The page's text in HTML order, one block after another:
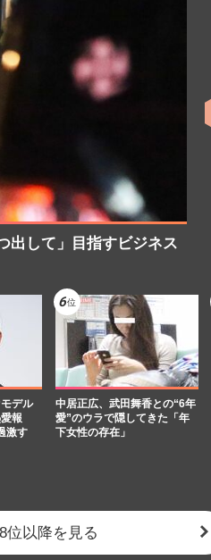
出して」目指すビジネス
デル
報
激す
中居正広、武田舞香との“6年
愛”のウラで隠してきた「年
下女性の存在」
位以降を見る